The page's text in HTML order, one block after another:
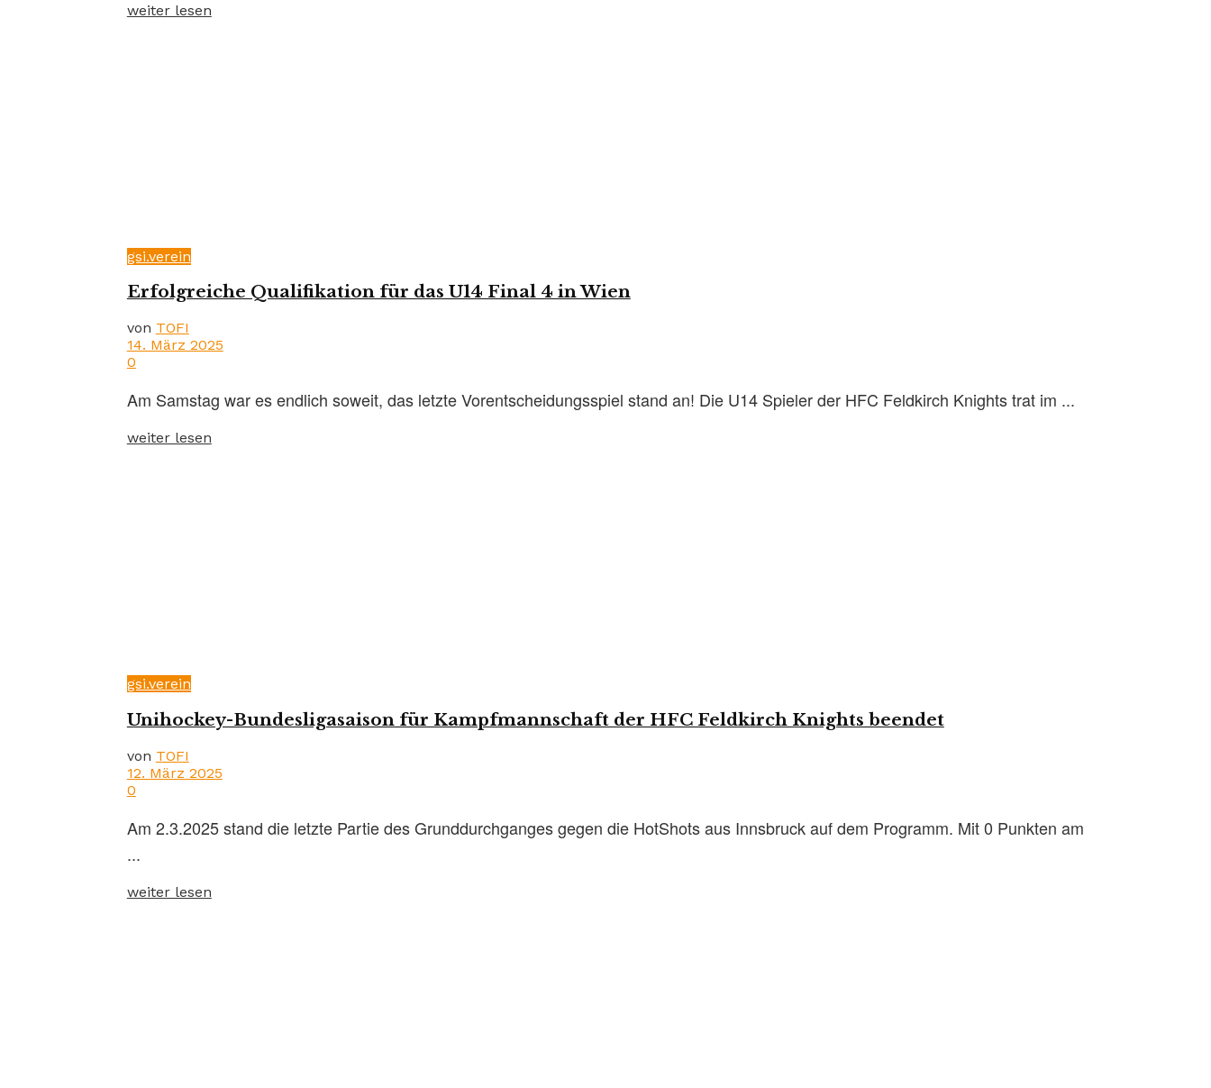
weiter lesen
gsi.verein
Erfolgreiche Qualifikation für das U14 Final 4 in Wien
von TOFI
14. März 2025
0
Am Samstag war es endlich soweit, das letzte Vorentscheidungsspiel stand an! Die U14 Spieler der HFC Feldkirch Knights trat im ...
weiter lesen
gsi.verein
Unihockey-Bundesligasaison für Kampfmannschaft der HFC Feldkirch Knights beendet
von TOFI
12. März 2025
0
Am 2.3.2025 stand die letzte Partie des Grunddurchganges gegen die HotShots aus Innsbruck auf dem Programm. Mit 0 Punkten am
...
weiter lesen